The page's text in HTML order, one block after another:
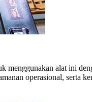
alat ini
operasional, serta